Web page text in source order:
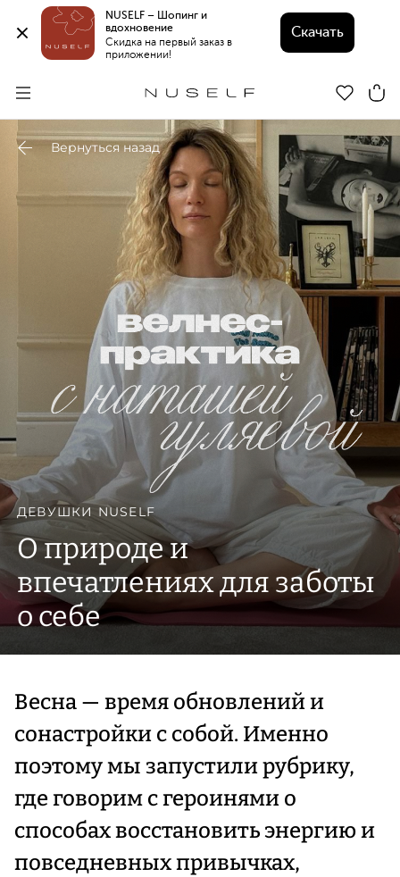
NUSELF – Шопинг и
вдохновение
Скидка на первый заказ в
приложении!
Скачать
Вернуться назад
ДЕВУШКИ NUSELF
О природе и
впечатлениях для заботы
о себе
Весна — время обновлений и
сонастройки с собой. Именно
поэтому мы запустили рубрику,
где говорим с героинями о
способах восстановить энергию и
повседневных привычках,